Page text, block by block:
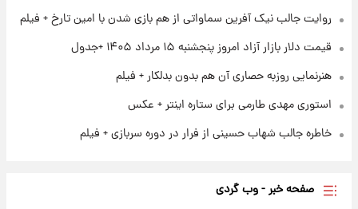
سود مشارکت چند درصد است؟
روایت جالب نیک آفرین سماواتی از هم بازی شدن با امین تارخ + فیلم
قیمت دلار بازار آزاد امروز پنجشنبه ۱۵ مرداد ۱۴۰۵ +جدول
هنرنمایی روزبه حصاری آن هم بدون بدلکار + فیلم
استوری مهدی طارمی برای ستاره اینتر + عکس
خاطره جالب شهاب حسینی از فرار در دوره سربازی + فیلم
صفحه خبر - وب گردی